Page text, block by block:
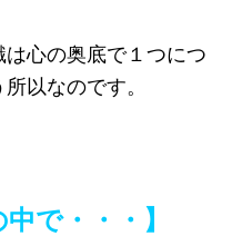
心の奥底で１つにつ
以なのです。
で・・・】